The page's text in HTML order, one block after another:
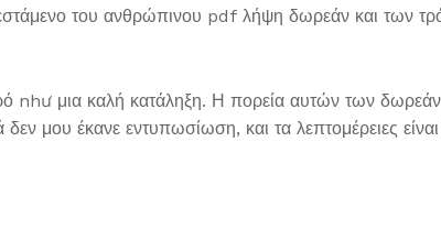
του ανθρώπινου pdf λήψη δωρεάν και των
như μια καλή κατάληξη. Η πορεία αυτών των
μου έκανε εντυπωσίωση, και τα λεπτομέρειες